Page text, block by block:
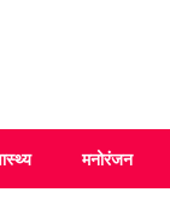
मनोरंजन